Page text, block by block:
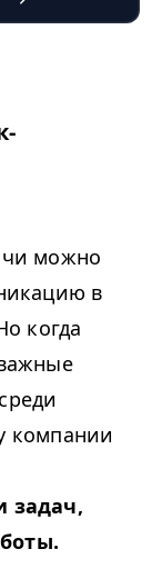
можно
в
когда
компании
задач,